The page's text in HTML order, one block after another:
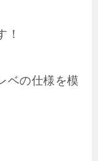
！
ベの仕様を模